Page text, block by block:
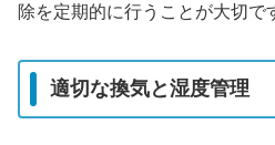
除を定期的に行うことが大切で
適切な換気と湿度管理